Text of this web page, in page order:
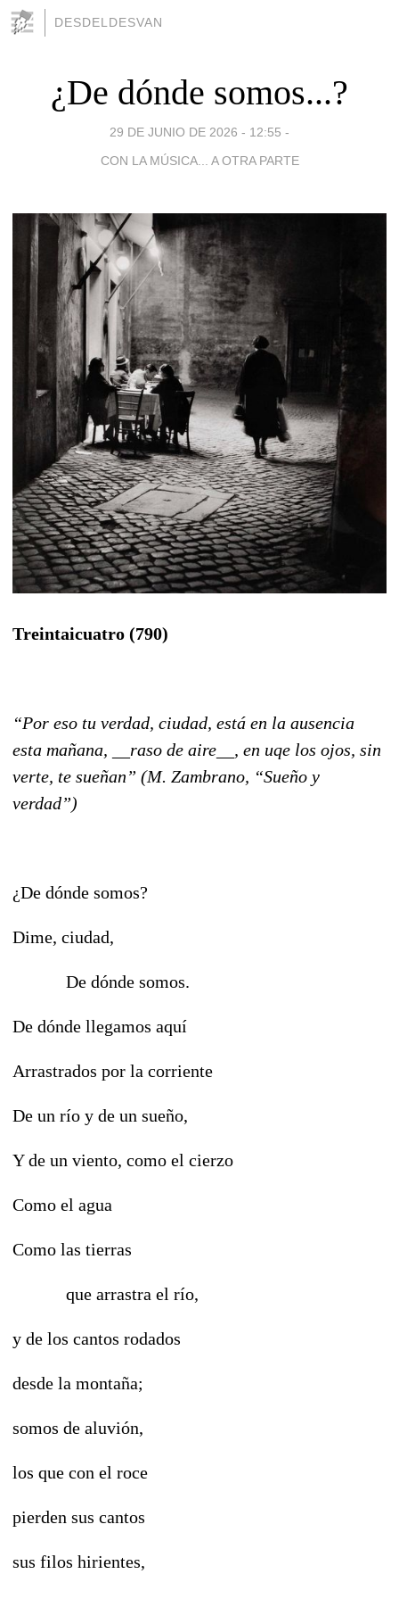
DESDELDESVAN
¿De dónde somos...?
29 DE JUNIO DE 2026 - 12:55 -
CON LA MÚSICA... A OTRA PARTE
Treintaicuatro (790)
“Por eso tu verdad, ciudad, está en la ausencia
esta mañana, __raso de aire__, en uqe los ojos, sin
verte, te sueñan” (M. Zambrano, “Sueño y
verdad”)
¿De dónde somos?
Dime, ciudad,
De dónde somos.
De dónde llegamos aquí
Arrastrados por la corriente
De un río y de un sueño,
Y de un viento, como el cierzo
Como el agua
Como las tierras
que arrastra el río,
y de los cantos rodados
desde la montaña;
somos de aluvión,
los que con el roce
pierden sus cantos
sus filos hirientes,